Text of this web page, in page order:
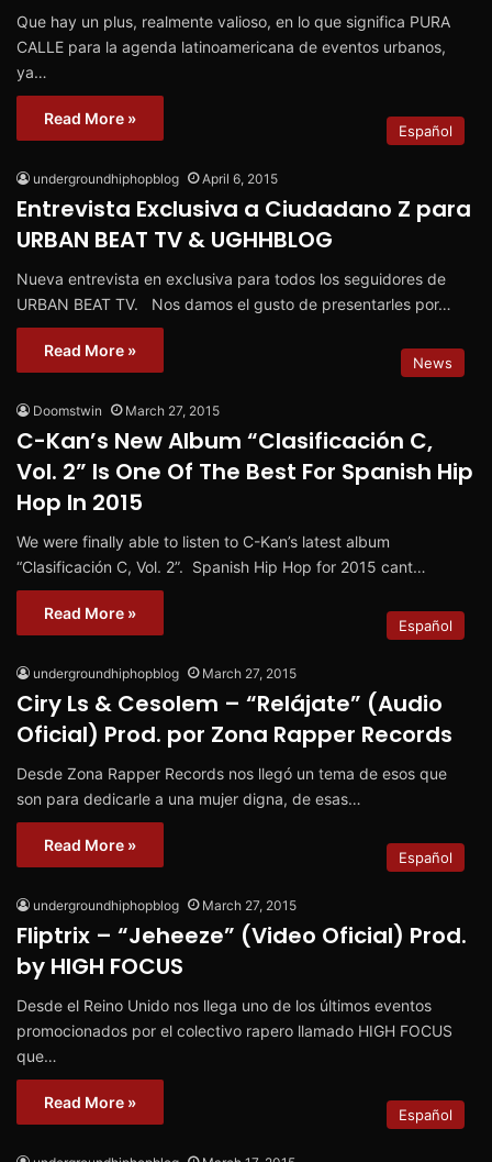
Que hay un plus, realmente valioso, en lo que significa PURA
CALLE para la agenda latinoamericana de eventos urbanos,
ya…
Read More »
Español
undergroundhiphopblog April 6, 2015
Entrevista Exclusiva a Ciudadano Z para
URBAN BEAT TV & UGHHBLOG
Nueva entrevista en exclusiva para todos los seguidores de
URBAN BEAT TV. Nos damos el gusto de presentarles por…
Read More »
News
Doomstwin March 27, 2015
C-Kan’s New Album “Clasificación C,
Vol. 2” Is One Of The Best For Spanish Hip
Hop In 2015
We were finally able to listen to C-Kan’s latest album
“Clasificación C, Vol. 2”. Spanish Hip Hop for 2015 cant…
Read More »
Español
undergroundhiphopblog March 27, 2015
Ciry Ls & Cesolem – “Relájate” (Audio
Oficial) Prod. por Zona Rapper Records
Desde Zona Rapper Records nos llegó un tema de esos que
son para dedicarle a una mujer digna, de esas…
Read More »
Español
undergroundhiphopblog March 27, 2015
Fliptrix – “Jeheeze” (Video Oficial) Prod.
by HIGH FOCUS
Desde el Reino Unido nos llega uno de los últimos eventos
promocionados por el colectivo rapero llamado HIGH FOCUS
que…
Read More »
Español